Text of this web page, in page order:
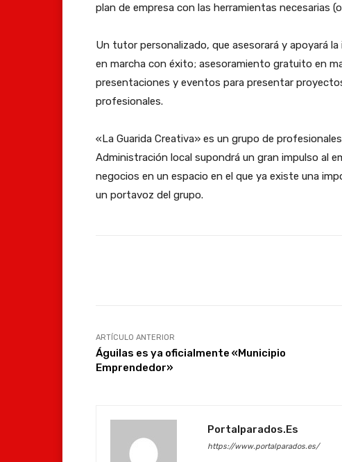
plan de empresa con las herramientas necesarias
Un tutor personalizado, que asesorará y apoyará
en marcha con éxito; asesoramiento gratuito en
presentaciones y eventos para presentar
profesionales.
«La Guarida Creativa» es un grupo de
Administración local supondrá un gran impulso al
negocios en un espacio en el que ya existe una
un portavoz del grupo.
ARTÍCULO ANTERIOR
Águilas es ya oficialmente «Municipio
Emprendedor»
Portalparados.es
https://www.portalparados.es/